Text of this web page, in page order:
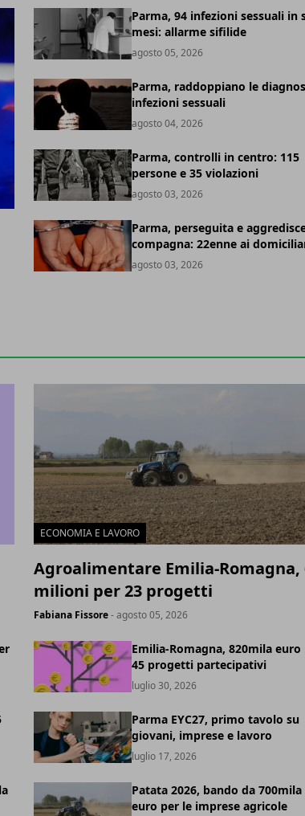
Parma, 94 infezioni sessuali in
mesi: allarme sifilide
agosto 05, 2026
Parma, raddoppiano le
infezioni sessuali
agosto 04, 2026
Parma, controlli in centro: 115
persone e 35 violazioni
agosto 03, 2026
Parma, perseguita e
compagna: 22enne ai
agosto 03, 2026
ECONOMIA E LAVORO
Agroalimentare Emilia-Romagna,
milioni per 23 progetti
Fabiana Fissore- agosto 05, 2026
Emilia-Romagna, 820mila euro
45 progetti partecipativi
luglio 30, 2026
Parma EYC27, primo tavolo su
giovani, imprese e lavoro
luglio 17, 2026
Patata 2026, bando da 700mila
euro per le imprese agricole